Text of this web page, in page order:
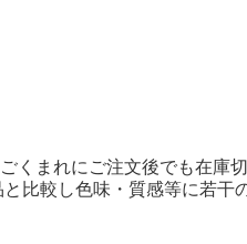
くまれにご注文後でも在庫
比較し色味・質感等に若干